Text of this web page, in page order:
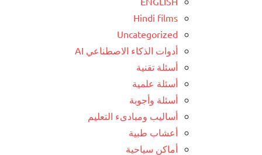
Hindi films
Uncategorized
أدوات الذكاء الاصطناعي AI
أسئلة تقنية
أسئلة علمية
أسئلة وأجوبة
أساليب ومبادىء التعليم
أعشاب طبية
أماكن سياحية